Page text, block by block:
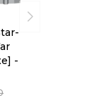
-